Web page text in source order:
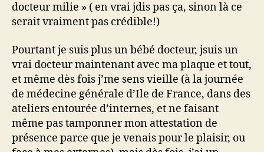
docteur milie » ( en vrai jdis pas ça, sinon là ce
serait vraiment pas crédible!)
Pourtant je suis plus un bébé docteur, jsuis un
vrai docteur maintenant avec ma plaque et tout,
et même dès fois j’me sens vieille (à la journée
de médecine générale d’Ile de France, dans des
ateliers entourée d’internes, et ne faisant
même pas tamponner mon attestation de
présence parce que je venais pour le plaisir, ou